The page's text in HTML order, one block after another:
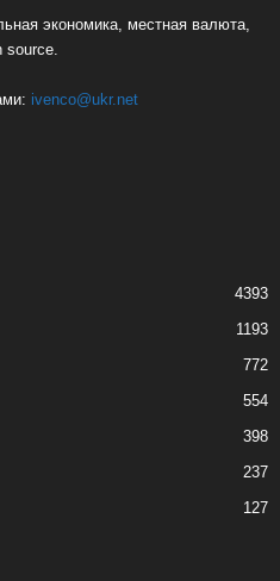
экономика, местная валюта,
source.
ivenco@ukr.net
4393
1193
772
554
398
237
127